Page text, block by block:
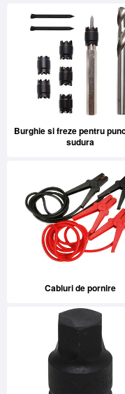
Burghie si freze pentru
sudura
Cabluri de pornire